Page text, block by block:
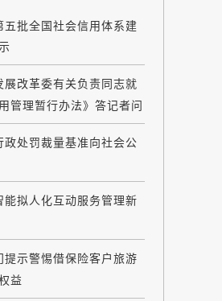
五批全国社会信用体系建
展改革委有关负责同志就
管理暂行办法》答记者问
政处罚裁量基准向社会公
能拟人化互动服务管理新
提示警惕借保险客户旅游
益